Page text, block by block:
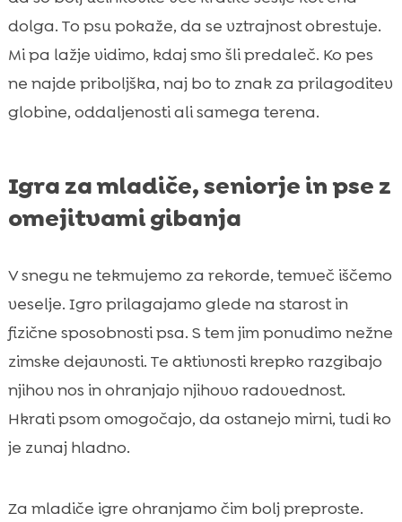
dolga. To psu pokaže, da se vztrajnost obrestuje.
Mi pa lažje vidimo, kdaj smo šli predaleč. Ko pes
ne najde priboljška, naj bo to znak za prilagoditev
globine, oddaljenosti ali samega terena.
Igra za mladiče, seniorje in pse z
omejitvami gibanja
V snegu ne tekmujemo za rekorde, temveč iščemo
veselje. Igro prilagajamo glede na starost in
fizične sposobnosti psa. S tem jim ponudimo nežne
zimske dejavnosti. Te aktivnosti krepko razgibajo
njihov nos in ohranjajo njihovo radovednost.
Hkrati psom omogočajo, da ostanejo mirni, tudi ko
je zunaj hladno.
Za mladiče igre ohranjamo čim bolj preproste.